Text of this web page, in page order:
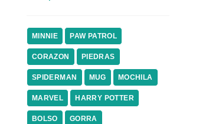
MINNIE PAW PATROL
CORAZON PIEDRAS
SPIDERMAN MUG MOCHILA
MARVEL HARRY POTTER
BOLSO GORRA